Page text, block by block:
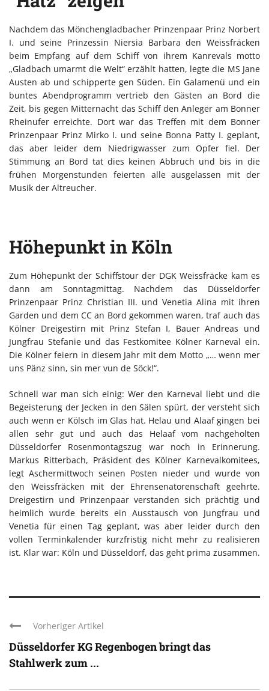
Nachdem das Mönchengladbacher Prinzenpaar Prinz Norbert
I. und seine Prinzessin Niersia Barbara den Weissfräcken
beim Empfang auf dem Schiff von ihrem Kanrevals motto
„Gladbach umarmt die Welt“ erzählt hatten, legte die MS Jane
Austen ab und schipperte gen Süden. Ein Galamenü und ein
buntes Abendprogramm vertrieb den Gästen an Bord die
Zeit, bis gegen Mitternacht das Schiff den Anleger am Bonner
Rheinufer erreichte. Dort war das Treffen mit dem Bonner
Prinzenpaar Prinz Mirko I. und seine Bonna Patty I. geplant,
das aber leider dem Niedrigwasser zum Opfer fiel. Der
Stimmung an Bord tat dies keinen Abbruch und bis in die
frühen Morgenstunden feierten alle ausgelassen mit der
Musik der Altreucher.
Höhepunkt in Köln
Zum Höhepunkt der Schiffstour der DGK Weissfräcke kam es
dann am Sonntagmittag. Nachdem das Düsseldorfer
Prinzenpaar Prinz Christian III. und Venetia Alina mit ihren
Garden und dem CC an Bord gekommen waren, traf auch das
Kölner Dreigestirn mit Prinz Stefan I, Bauer Andreas und
Jungfrau Stefanie und das Festkomitee Kölner Karneval ein.
Die Kölner feiern in diesem Jahr mit dem Motto „… wenn mer
uns Pänz sinn, sin mer vun de Söck!“.
Schnell war man sich einig: Wer den Karneval liebt und die
Begeisterung der Jecken in den Sälen spürt, der versteht sich
auch wenn er Kölsch im Glas hat. Helau und Alaaf gingen bei
allen sehr gut und auch das Helaaf vom nachgeholten
Düsseldorfer Rosenmontagszug war noch in Erinnerung.
Markus Ritterbach, Präsident des Kölner Karnevalkomitees,
legt Aschermittwoch seinen Posten nieder und wurde von
den Weissfräcken mit der Ehrensenatorenschaft geehrte.
Dreigestirn und Prinzenpaar verstanden sich prächtig und
heimlich wurde bereits ein Ausstausch von Jungfrau und
Venetia für einen Tag geplant, was aber leider durch den
vollen Terminkalender kurzfristig nicht mehr zu realisieren
ist. Klar war: Köln und Düsseldorf, das geht prima zusammen.
Vorheriger Artikel
Düsseldorfer KG Regenbogen bringt das
Stahlwerk zum ...